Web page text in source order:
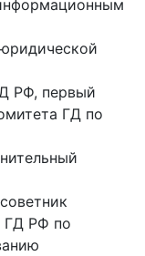
РФ, первый
ГД по
ГД РФ по